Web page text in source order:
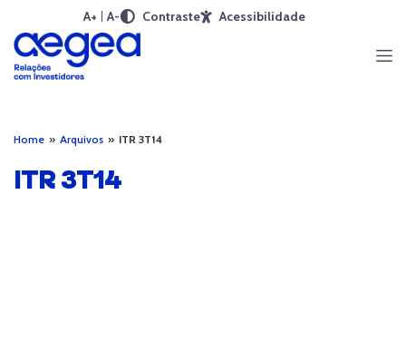
A+ A- Contraste Acessibilidade
Home » Arquivos » ITR 3T14
ITR 3T14